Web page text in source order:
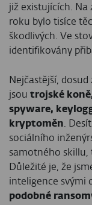
již existujících. Na
roku bylo tisíce
škodlivých. Ve
identifikovány
Nejčastější,
jsou trojské
spyware,
kryptoměn.
sociálního
samotného skillu,
Důležité je, že
inteligence svými
podobné